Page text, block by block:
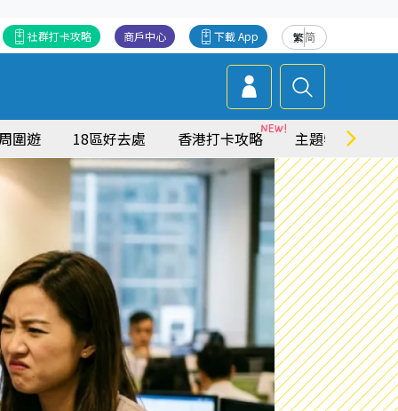
繁简
下載 App
商戶中心
社群打卡攻略
圍遊 18區好去處 香港打卡攻略 主題特集